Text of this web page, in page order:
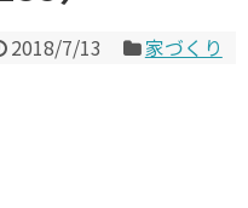
2018/7/13
家づくり